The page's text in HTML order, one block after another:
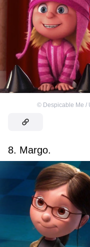
© Despicable Me /
8. Margo.